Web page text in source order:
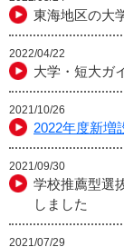
東海地区の大
2022/04/22
大学・短大ガ
2021/10/26
2022年度新増
2021/09/30
学校推薦型選
しました
2021/07/29